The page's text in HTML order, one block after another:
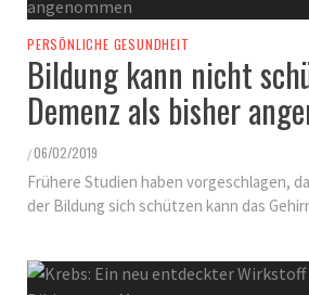
PERSÖNLICHE GESUNDHEIT
Bildung kann nicht
Demenz als bisher
/06/02/2019
Frühere Studien haben vorgeschlagen,
der Bildung sich schützen kann das